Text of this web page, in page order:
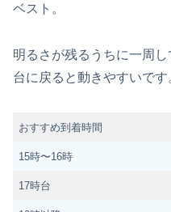
ベスト。
明るさが残るうちに一周
台に戻ると動きやすいです
おすすめ到着時間
15時〜16時
17時台